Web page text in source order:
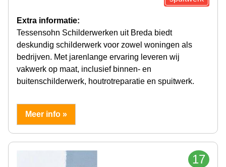
Extra informatie:
Tessensohn Schilderwerken uit Breda biedt
deskundig schilderwerk voor zowel woningen als
bedrijven. Met jarenlange ervaring leveren wij
vakwerk op maat, inclusief binnen- en
buitenschilderwerk, houtrotreparatie en spuitwerk.
Meer info »
17